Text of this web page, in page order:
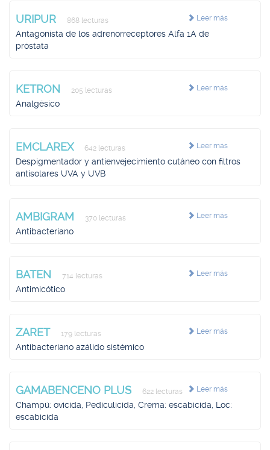
Leer más
URIPUR 868 lecturas
Antagonista de los adrenorreceptores Alfa 1A de
próstata
Leer más
KETRON 205 lecturas
Analgésico
Leer más
EMCLAREX 642 lecturas
Despigmentador y antienvejecimiento cutáneo con filtros
antisolares UVA y UVB
Leer más
AMBIGRAM 370 lecturas
Antibacteriano
Leer más
BATEN 714 lecturas
Antimicótico
Leer más
ZARET 179 lecturas
Antibacteriano azálido sistémico
Leer más
GAMABENCENO PLUS 622 lecturas
Champú: ovicida, Pediculicida, Crema: escabicida, Loc:
escabicida